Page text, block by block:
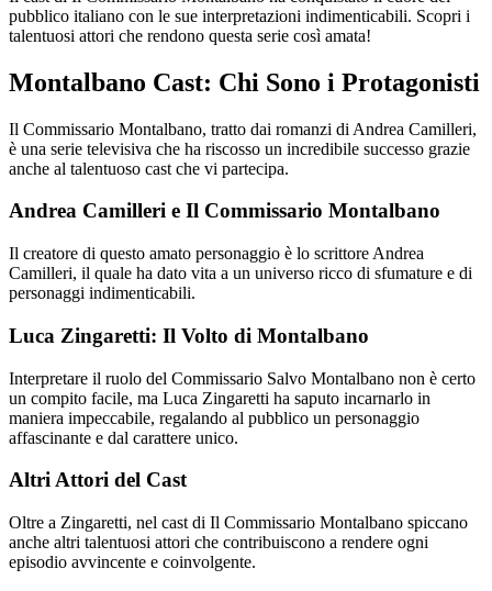
pubblico italiano con le sue interpretazioni indimenticabili. Scopri i
talentuosi attori che rendono questa serie così amata!
Montalbano Cast: Chi Sono i Protagonisti
Il Commissario Montalbano, tratto dai romanzi di Andrea Camilleri,
è una serie televisiva che ha riscosso un incredibile successo grazie
anche al talentuoso cast che vi partecipa.
Andrea Camilleri e Il Commissario Montalbano
Il creatore di questo amato personaggio è lo scrittore Andrea
Camilleri, il quale ha dato vita a un universo ricco di sfumature e di
personaggi indimenticabili.
Luca Zingaretti: Il Volto di Montalbano
Interpretare il ruolo del Commissario Salvo Montalbano non è certo
un compito facile, ma Luca Zingaretti ha saputo incarnarlo in
maniera impeccabile, regalando al pubblico un personaggio
affascinante e dal carattere unico.
Altri Attori del Cast
Oltre a Zingaretti, nel cast di Il Commissario Montalbano spiccano
anche altri talentuosi attori che contribuiscono a rendere ogni
episodio avvincente e coinvolgente.